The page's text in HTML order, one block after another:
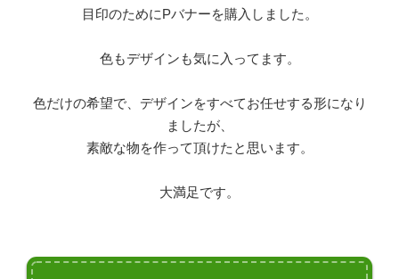
目印のためにPバナーを購入しました。
色もデザインも気に入ってます。
色だけの希望で、デザインをすべてお任せする形になり
ましたが、
素敵な物を作って頂けたと思います。
大満足です。